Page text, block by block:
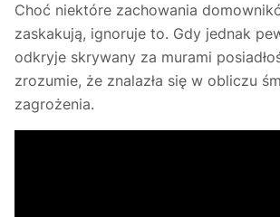
Choć niektóre zachowania
zaskakują, ignoruje to. Gdy jednak
odkryje skrywany za murami
zrozumie, że znalazła się w obliczu
zagrożenia.